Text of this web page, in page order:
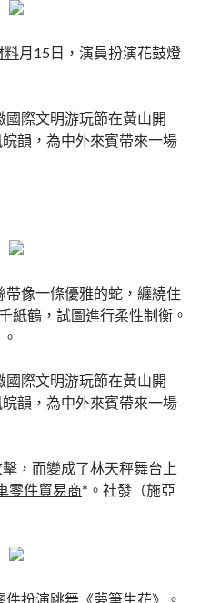
料月15日，演員扮演花鼓燈
際文明游玩節在黃山開
韻，為中外來賓帶來一場
帶像一條優雅的蛇，纏繞住
紙鶴，試圖進行柔性制衡。
際文明游玩節在黃山開
韻，為中外來賓帶來一場
，而變成了林天秤舞台上
零件貿易商*。社發（施亞
件扮演跳舞《夢筆生花》。